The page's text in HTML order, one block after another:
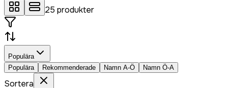
25 produkter
Populära
Populära
Rekommenderade Namn A-Ö Namn Ö-A
Sortera